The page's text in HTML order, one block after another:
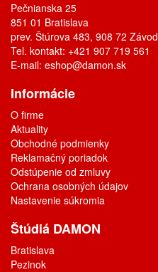
Pečnianska 25
851 01 Bratislava
prev. Štúrova 483, 908 72 Závod
Tel. kontakt: +421 907 719 561
E-mail: eshop@damon.sk
Informácie
O firme
Aktuality
Obchodné podmienky
Reklamačný poriadok
Odstúpenie od zmluvy
Ochrana osobných údajov
Nastavenie súkromia
Štúdiá DAMON
Bratislava
Pezinok